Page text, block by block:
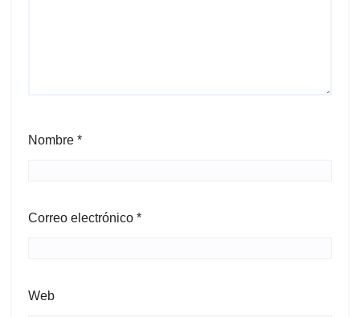
Nombre *
Correo electrónico *
Web